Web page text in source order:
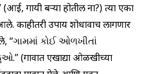
गायी बऱ्या होतील ना?) त्या एका
काहीतरी उपाय शोधावाच लागणार
“ગામમાં કોઈ ઓળખીતાં
(गावात एखाद्या ओळखीच्या